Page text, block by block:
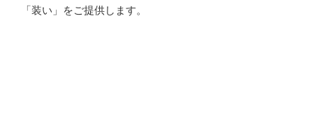
「装い」をご提供します。